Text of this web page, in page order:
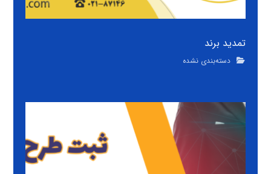
تمدید برند
دسته‌بندی نشده